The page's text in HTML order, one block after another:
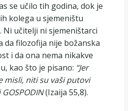
se učilo tih godina, dok je
kolega u sjemeništu
učitelji ni sjemeništarci
da filozofija nije božanska
i da ona nema nikakve
kao što je pisano: “Jer
misli, niti su vaši putovi
GOSPODIN(Izaija 55,8).